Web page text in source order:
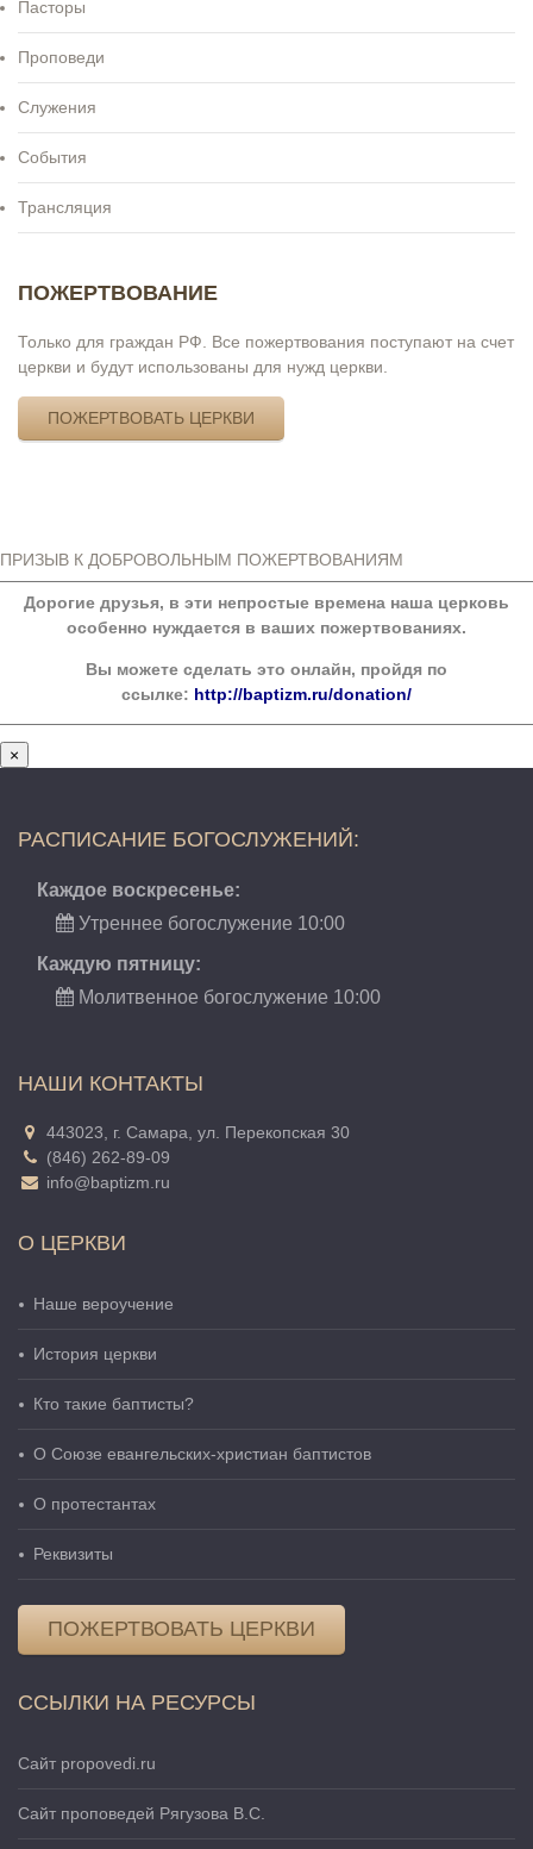
Пасторы
Проповеди
Служения
События
Трансляция
ПОЖЕРТВОВАНИЕ
Только для граждан РФ. Все пожертвования поступают на счет
церкви и будут использованы для нужд церкви.
ПОЖЕРТВОВАТЬ ЦЕРКВИ
ПРИЗЫВ К ДОБРОВОЛЬНЫМ ПОЖЕРТВОВАНИЯМ
Дорогие друзья, в эти непростые времена наша церковь
особенно нуждается в ваших пожертвованиях.
Вы можете сделать это онлайн, пройдя по
ссылке: http://baptizm.ru/donation/
×
РАСПИСАНИЕ БОГОСЛУЖЕНИЙ:
Каждое воскресенье:
Утреннее богослужение 10:00
Каждую пятницу:
Молитвенное богослужение 10:00
НАШИ КОНТАКТЫ
443023, г. Самара, ул. Перекопская 30
(846) 262-89-09
info@baptizm.ru
О ЦЕРКВИ
Наше вероучение
История церкви
Кто такие баптисты?
О Cоюзе евангельских-христиан баптистов
О протестантах
Реквизиты
ПОЖЕРТВОВАТЬ ЦЕРКВИ
ССЫЛКИ НА РЕСУРСЫ
Сайт propovedi.ru
Сайт проповедей Рягузова В.С.